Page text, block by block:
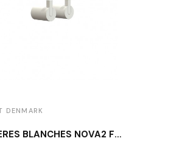
DENMARK
PATÈRES BLANCHES NOVA2 FROST DENMARK